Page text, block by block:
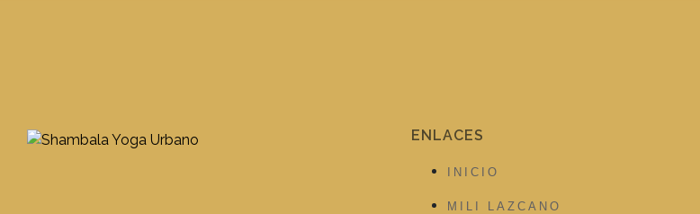
ENLACES
INICIO
MILI LAZCANO